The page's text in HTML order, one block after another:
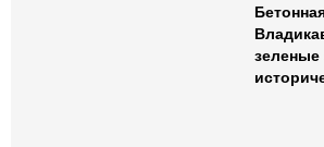
зеленые